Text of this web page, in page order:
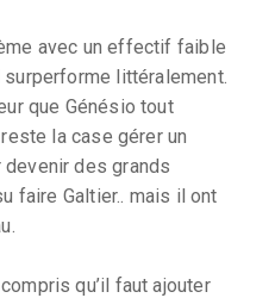
avec un effectif faible
littéralement.
que Génésio tout
la case gérer un
des grands
faire Galtier.. mais il ont
qu’il faut ajouter